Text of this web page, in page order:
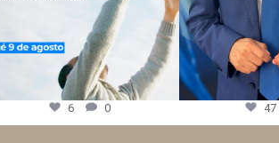
6 0 47